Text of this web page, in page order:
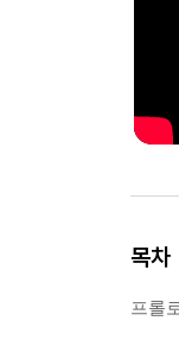
목차
프롤